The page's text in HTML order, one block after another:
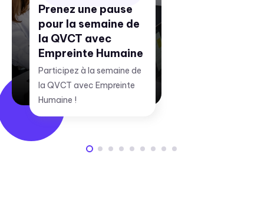
Prenez une pause
pour la semaine de
la QVCT avec
Empreinte Humaine
Participez à la semaine de
la QVCT avec Empreinte
Humaine !